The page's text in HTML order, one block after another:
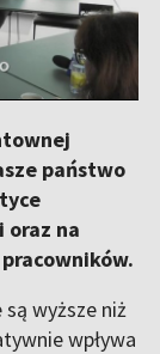
państwo
oraz na
wyższe niż
wpływa